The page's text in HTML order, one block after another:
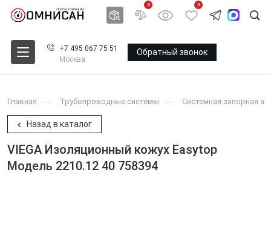
0 0
+7 495 067 75 51
Москва
Обратный звонок
Главная Трубопроводные системы Системная запорная
Назад в каталог
VIEGA Изоляционный кожух Easytop
Модель 2210.12 40 758394